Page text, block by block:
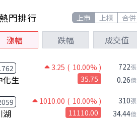
熱門排行 上市 上櫃 合併
漲幅 跌幅 成交值
3.25 ( 10.00% )
化生 35.75
722張
0.26億
1010.00 ( 10.00% )
湖 11110.00
310張
34.44億